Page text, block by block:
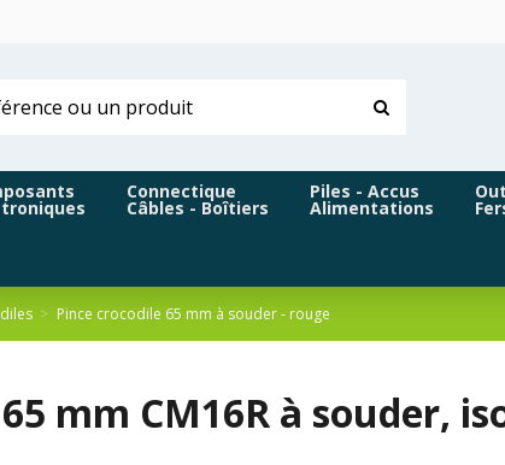
Connectique
Câbles - Boîtiers
Piles - Accus
Alimentations
Pince crocodile 65 mm à souder - rouge
mm CM16R à souder,